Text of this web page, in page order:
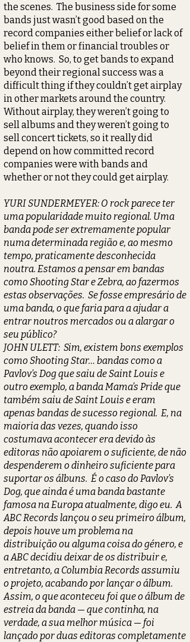
the scenes. The business side for some
bands just wasn’t good based on the
record companies either belief or lack of
belief in them or financial troubles or
who knows. So, to get bands to expand
beyond their regional success was a
difficult thing if they couldn’t get airplay
in other markets around the country.
Without airplay, they weren’t going to
sell albums and they weren’t going to
sell concert tickets, so it really did
depend on how committed record
companies were with bands and
whether or not they could get airplay.
YURI SUNDERMEYER: O rock parece ter
uma popularidade muito regional. Uma
banda pode ser extremamente popular
numa determinada região e, ao mesmo
tempo, praticamente desconhecida
noutra. Estamos a pensar em bandas
como Shooting Star e Zebra, ao fazermos
estas observações. Se fosse empresário de
uma banda, o que faria para a ajudar a
entrar noutros mercados ou a alargar o
seu público?
JOHN ULETT: Sim, existem bons exemplos
como Shooting Star… bandas como a
Pavlov’s Dog que saiu de Saint Louis e
outro exemplo, a banda Mama’s Pride que
também saiu de Saint Louis e eram
apenas bandas de sucesso regional. E, na
maioria das vezes, quando isso
costumava acontecer era devido às
editoras não apoiarem o suficiente, de não
despenderem o dinheiro suficiente para
suportar os álbuns. É o caso do Pavlov’s
Dog, que ainda é uma banda bastante
famosa na Europa atualmente, digo eu. A
ABC Records lançou o seu primeiro álbum,
depois houve um problema na
distribuição ou alguma coisa do género, e
a ABC decidiu deixar de os distribuir e,
entretanto, a Columbia Records assumiu
o projeto, acabando por lançar o álbum.
Assim, o que aconteceu foi que o álbum de
estreia da banda — que continha, na
verdade, a sua melhor música — foi
lançado por duas editoras completamente